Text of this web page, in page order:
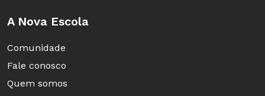
A Nova Escola
Comunidade
Fale conosco
Quem somos